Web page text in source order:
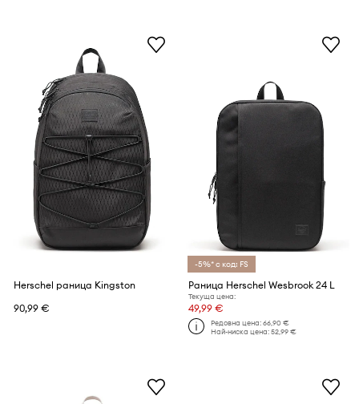
Herschel раница Kingston
90,99 €
-5%* с код: FS
Раница Herschel Wesbrook 24 L
Текуща цена:
49,99 €
Редовна цена:66,90 €
Най-ниска цена:52,99 €